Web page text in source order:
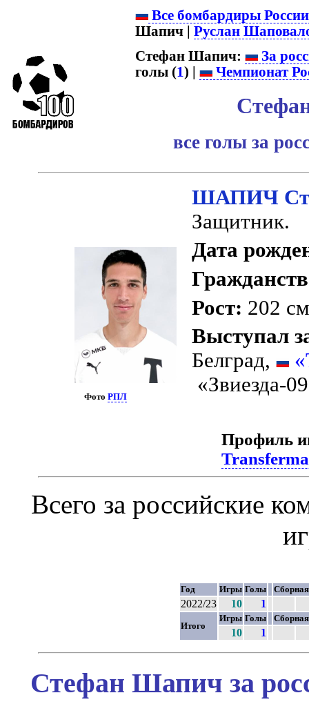
Все бомбардиры
Шапич | Руслан
Стефан Шапич:
За
голы (1) | Чемпионат
все голы за
ФотоРПЛ
ШАПИЧ
Защитник.
Дата
Рост: 202
Выступал
Белград,
«Звиезда-
Профиль
Всего за российские
Год Игры Голы Сборная
2022/23 10 1
Итого
Игры Голы Сборная
10 1
Стефан Шапич за